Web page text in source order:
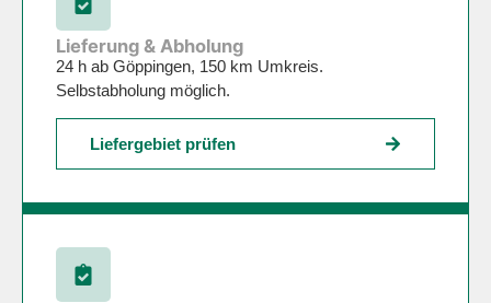
Lieferung & Abholung
24 h ab Göppingen, 150 km Umkreis.
Selbstabholung möglich.
Liefergebiet prüfen